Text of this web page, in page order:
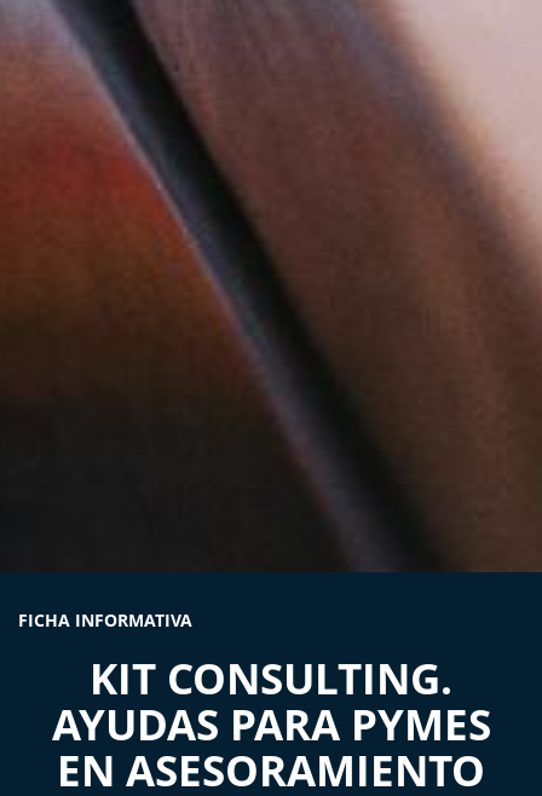
FICHA INFORMATIVA
KIT CONSULTING.
AYUDAS PARA PYMES
EN ASESORAMIENTO